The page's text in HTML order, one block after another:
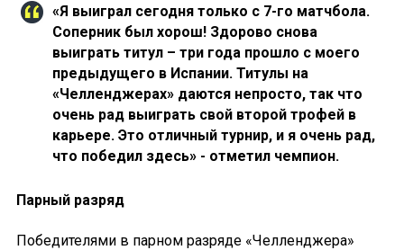
«Я выиграл сегодня только с 7-го матчбола.
Соперник был хорош! Здорово снова
выиграть титул – три года прошло с моего
предыдущего в Испании. Титулы на
«Челленджерах» даются непросто, так что
очень рад выиграть свой второй трофей в
карьере. Это отличный турнир, и я очень рад,
что победил здесь» - отметил чемпион.
Парный разряд
Победителями в парном разряде «Челленджера»